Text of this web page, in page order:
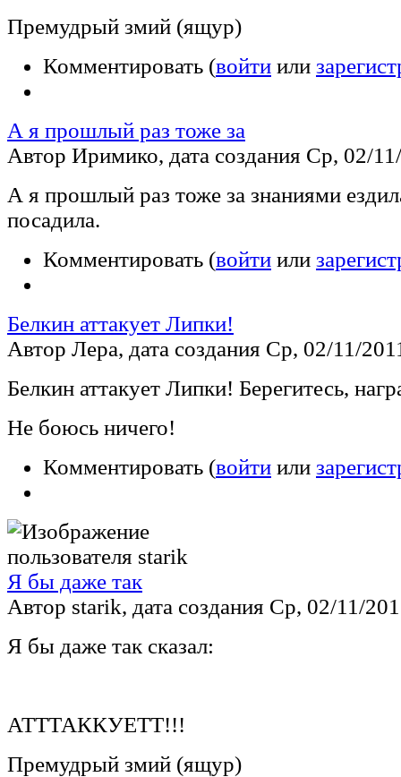
Премудрый змий (ящур)
Комментировать (войти или
А я прошлый раз тоже за
Автор Иримико, дата создания Ср, 02/
А я прошлый раз тоже за знаниями
посадила.
Комментировать (войти или
Белкин аттакует Липки!
Автор Лера, дата создания Ср, 02/11/
Белкин аттакует Липки! Берегитесь,
Не боюсь ничего!
Комментировать (войти или
Я бы даже так
Автор starik, дата создания Ср, 02/11/
Я бы даже так сказал:
АТТТАККУЕТТ!!!
Премудрый змий (ящур)